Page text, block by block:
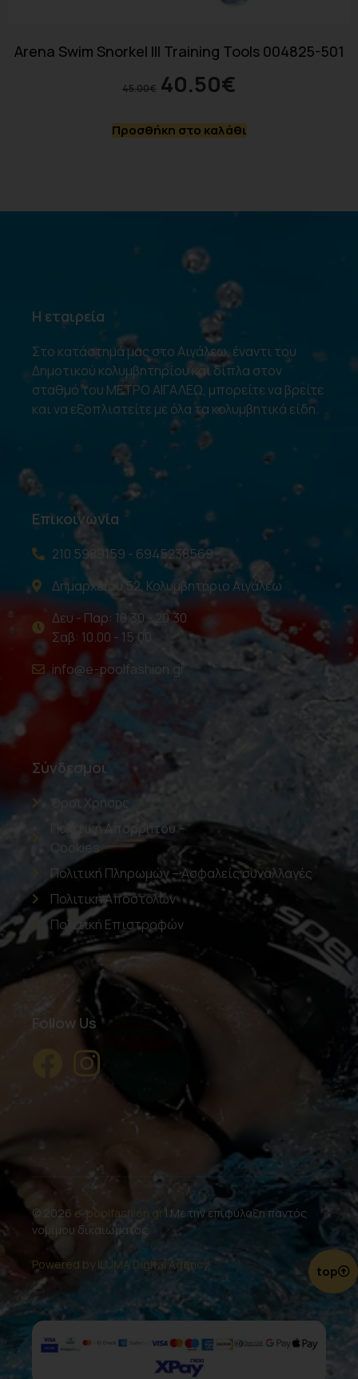
Arena Swim Snorkel III Training Tools 004825-501
45.00€ 40.50€
Προσθήκη στο καλάθι
Η εταιρεία
Στο κατάστημά μας στο Αιγάλεω, έναντι του
Δημοτικού κολυμβητηρίου και δίπλα στον
σταθμό του ΜΕΤΡΟ ΑΙΓΑΛΕΩ, μπορείτε να βρείτε
και να εξοπλιστείτε με όλα τα κολυμβητικά είδη.
Επικοινωνία
210 5989159 - 6945238569
Δημαρχείου 52, Κολυμβητήριο Αιγάλεω
Δευ - Παρ: 10.30 - 20.30
Σαβ: 10.00 - 15.00
info@e-poolfashion.gr
Σύνδεσμοι
Όροι Χρήσης
Πολιτική Απορρήτου –
Cookies
Πολιτική Πληρωμών – Ασφαλείς συναλλαγές
Πολιτική Αποστολών
Πολιτική Επιστροφών
Follow Us
© 2026 e-poolfashion.gr | Με την επιφύλαξη παντός
νομίμου δικαιώματος.
Powered by ILUMA Digital Agency. top